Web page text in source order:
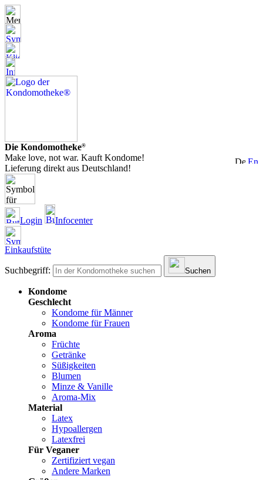
Die Kondomotheke®
Make love, not war. Kauft Kondome!
Lieferung direkt aus Deutschland!
Login Infocenter
Einkaufstüte
Suchbegriff: Suchen
Kondome
Geschlecht
Kondome für Männer
Kondome für Frauen
Aroma
Früchte
Getränke
Süßigkeiten
Blumen
Minze & Vanille
Aroma-Mix
Material
Latex
Hypoallergen
Latexfrei
Für Veganer
Zertifiziert vegan
Andere Marken